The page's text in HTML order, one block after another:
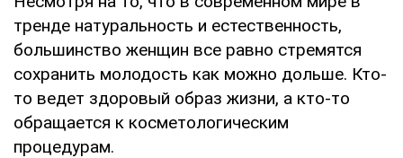
тренде натуральность и естественность,
большинство женщин все равно стремятся
сохранить молодость как можно дольше. Кто-
то ведет здоровый образ жизни, а кто-то
обращается к косметологическим
процедурам.